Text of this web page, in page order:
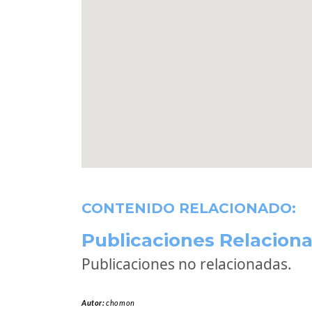
CONTENIDO RELACIONADO:
Publicaciones
Publicaciones no relacionadas.
Autor:chomon